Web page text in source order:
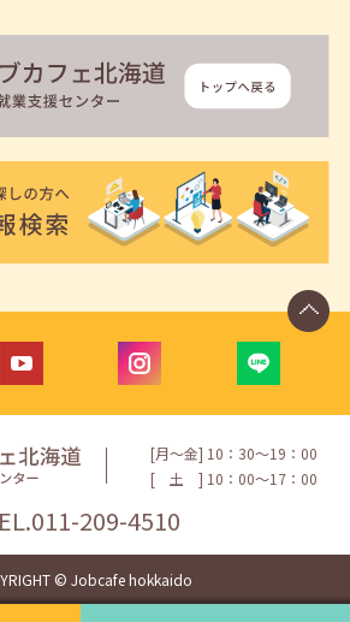
[月〜金] 10：30〜19：00
[
土 ] 10：00〜17：00
011-209-4510
© Jobcafe hokkaido